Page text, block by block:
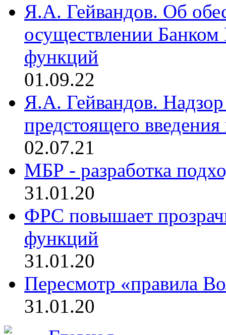
Я.А. Гейвандов. Об
осуществлении
функций
01.09.22
Я.А. Гейвандов.
предстоящего
02.07.21
МБР - разработка
31.01.20
ФРС повышает
функций
31.01.20
Пересмотр «правила
31.01.20